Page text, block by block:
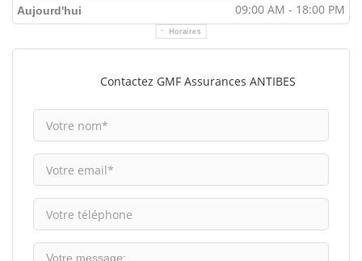
Aujourd'hui 09:00 AM - 18:00 PM
Horaires
Contactez GMF Assurances ANTIBES